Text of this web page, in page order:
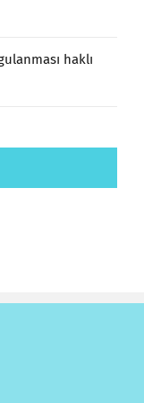
haklı